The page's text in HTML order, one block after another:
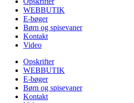
WEBBUTIK
E-bøger
Børn og spisevaner
Kontakt
Video
Opskrifter
WEBBUTIK
E-bøger
Børn og spisevaner
Kontakt